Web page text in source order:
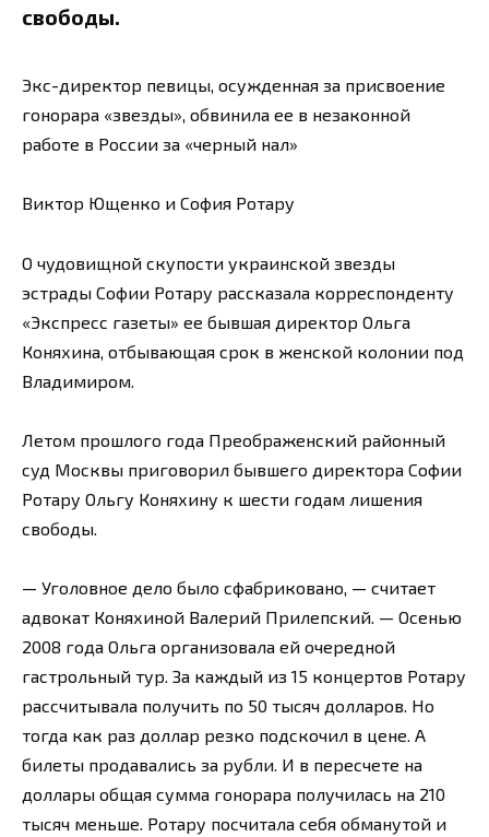
свободы.
Экс-директор певицы, осужденная за присвоение
гонорара «звезды», обвинила ее в незаконной
работе в России за «черный нал»
Виктор Ющенко и София Ротару
О чудовищной скупости украинской звезды
эстрады Софии Ротару рассказала корреспонденту
«Экспресс газеты» ее бывшая директор Ольга
Коняхина, отбывающая срок в женской колонии под
Владимиром.
Летом прошлого года Преображенский районный
суд Москвы приговорил бывшего директора Софии
Ротару Ольгу Коняхину к шести годам лишения
свободы.
— Уголовное дело было сфабриковано, — считает
адвокат Коняхиной Валерий Прилепский. — Осенью
2008 года Ольга организовала ей очередной
гастрольный тур. За каждый из 15 концертов Ротару
рассчитывала получить по 50 тысяч долларов. Но
тогда как раз доллар резко подскочил в цене. А
билеты продавались за рубли. И в пересчете на
доллары общая сумма гонорара получилась на 210
тысяч меньше. Ротару посчитала себя обманутой и